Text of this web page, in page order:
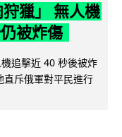
獵」 無人機
被炸傷
追擊近 40 秒後被炸
直斥俄軍對平民進行